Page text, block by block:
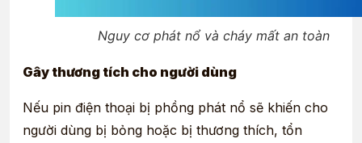
Nguy cơ phát nổ và cháy mất an toàn
Gây thương tích cho người dùng
Nếu pin điện thoại bị phồng phát nổ sẽ khiến cho
người dùng bị bỏng hoặc bị thương thích, tổn